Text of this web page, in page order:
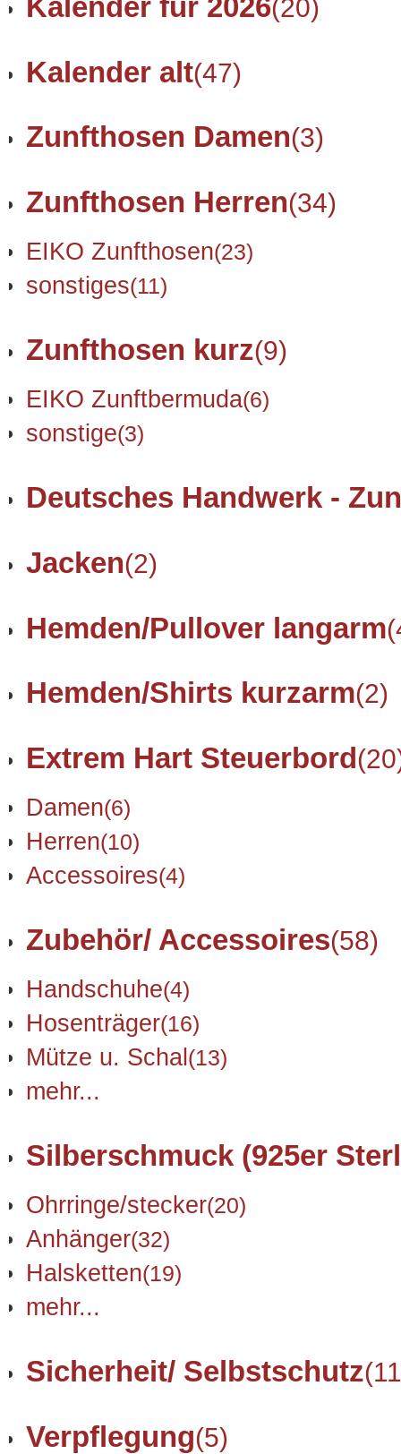
(20)
Kalender alt(47)
Zunfthosen Damen(3)
Zunfthosen Herren(34)
EIKO Zunfthosen(23)
sonstiges(11)
Zunfthosen kurz(9)
EIKO Zunftbermuda(6)
sonstige(3)
Deutsches Handwerk -
Jacken(2)
Hemden/Pullover langarm
Hemden/Shirts kurzarm(2)
Extrem Hart Steuerbord
Damen(6)
Herren(10)
Accessoires(4)
Zubehör/ Accessoires(58)
Handschuhe(4)
Hosenträger(16)
Mütze u. Schal(13)
mehr...
Silberschmuck (925er
Ohrringe/stecker(20)
Anhänger(32)
Halsketten(19)
mehr...
Sicherheit/ Selbstschutz
Verpflegung(5)